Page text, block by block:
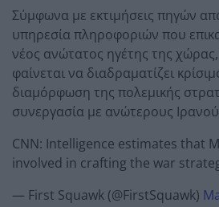
Σύμφωνα με εκτιμήσεις πηγών
υπηρεσία πληροφοριών που
νέος ανώτατος ηγέτης της
φαίνεται να διαδραματίζει
διαμόρφωση της πολεμικής
συνεργασία με ανώτερους
CNN: Intelligence estimates that
involved in crafting the war
— First Squawk (@FirstSquawk)